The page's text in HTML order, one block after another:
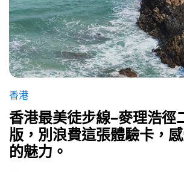
香港
香港最美徒步線–麥理浩徑
版，別浪費這張體驗卡，
的魅力。